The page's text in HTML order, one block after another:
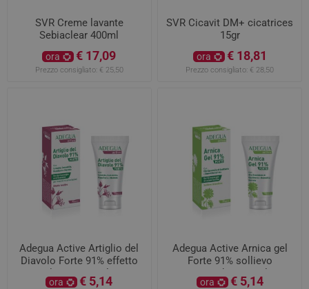
SVR Creme lavante
Sebiaclear 400ml
ora € 17,09
Prezzo consigliato: € 25,50
SVR Cicavit DM+ cicatrices
15gr
ora € 18,81
Prezzo consigliato: € 28,50
Adegua Active Artiglio del
Diavolo Forte 91% effetto
lenitivo 75ml
ora € 5,14
Adegua Active Arnica gel
Forte 91% sollievo
immediato 75ml
ora € 5,14